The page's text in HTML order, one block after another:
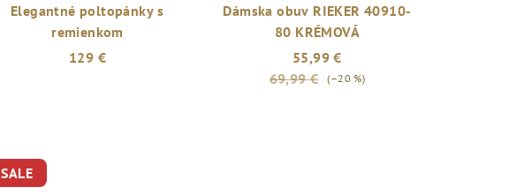
Elegantné poltopánky s
remienkom
129 €
Dámska obuv RIEKER 40910-
80 KRÉMOVÁ
55,99 €
69,99 €
(–20 %)
SALE